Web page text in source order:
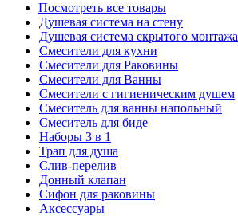
Посмотреть все товары
Душевая система на стену
Душевая система скрытого монтажа
Смесители для кухни
Смесители для Раковины
Смесители для Ванны
Смесители с гигиеническим душем
Смеситель для ванны напольный
Смеситель для биде
Наборы 3 в 1
Трап для душа
Слив-перелив
Донный клапан
Сифон для раковины
Аксессуары